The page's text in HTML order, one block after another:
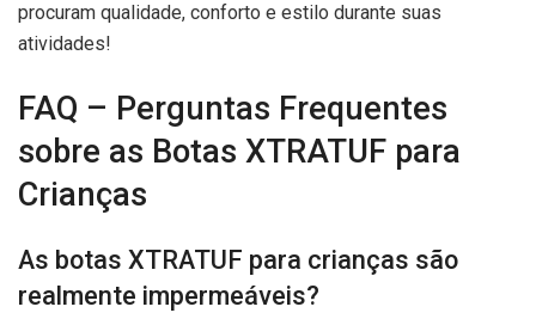
procuram qualidade, conforto e estilo durante suas
atividades!
FAQ – Perguntas Frequentes
sobre as Botas XTRATUF para
Crianças
As botas XTRATUF para crianças são
realmente impermeáveis?